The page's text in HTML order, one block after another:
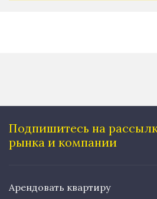
Подпишитесь на
рынка и компании
Арендовать квартиру